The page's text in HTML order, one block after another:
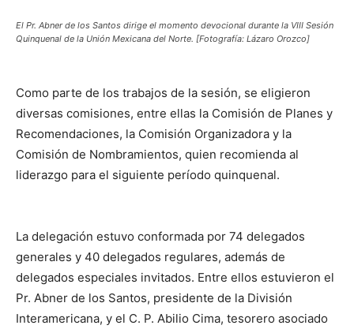
El Pr. Abner de los Santos dirige el momento devocional durante la VIII Sesión
Quinquenal de la Unión Mexicana del Norte. [Fotografía: Lázaro Orozco]
Como parte de los trabajos de la sesión, se eligieron
diversas comisiones, entre ellas la Comisión de Planes y
Recomendaciones, la Comisión Organizadora y la
Comisión de Nombramientos, quien recomienda al
liderazgo para el siguiente período quinquenal.
La delegación estuvo conformada por 74 delegados
generales y 40 delegados regulares, además de
delegados especiales invitados. Entre ellos estuvieron el
Pr. Abner de los Santos, presidente de la División
Interamericana, y el C. P. Abilio Cima, tesorero asociado